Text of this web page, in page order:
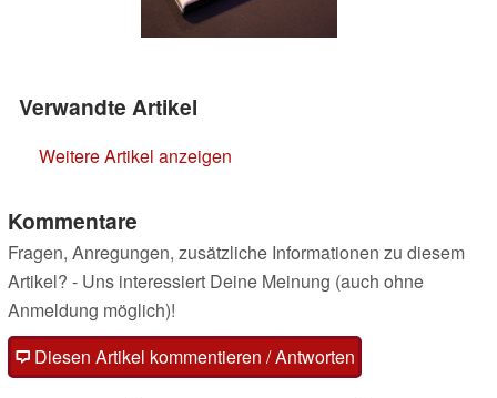
Verwandte Artikel
Weitere Artikel anzeigen
Kommentare
Fragen, Anregungen, zusätzliche Informationen zu diesem
Artikel? - Uns interessiert Deine Meinung (auch ohne
Anmeldung möglich)!
Diesen Artikel kommentieren / Antworten